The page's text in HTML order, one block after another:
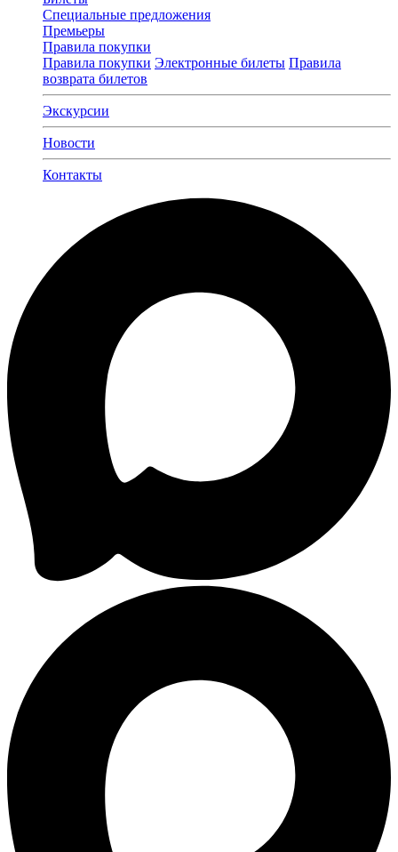
Специальные предложения
Премьеры
Правила покупки
Правила покупки Электронные билеты Правила
возврата билетов
Экскурсии
Новости
Контакты